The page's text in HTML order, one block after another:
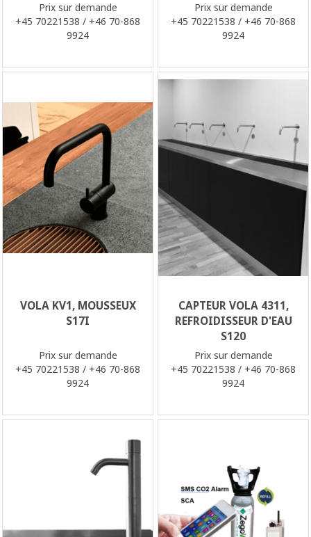
Prix sur demande
+45 70221538 / +46 70-868
9924
Prix sur demande
+45 70221538 / +46 70-868
9924
VOLA KV1, MOUSSEUX
S17I
Prix sur demande
+45 70221538 / +46 70-868
9924
CAPTEUR VOLA 4311,
REFROIDISSEUR D'EAU
S120
Prix sur demande
+45 70221538 / +46 70-868
9924